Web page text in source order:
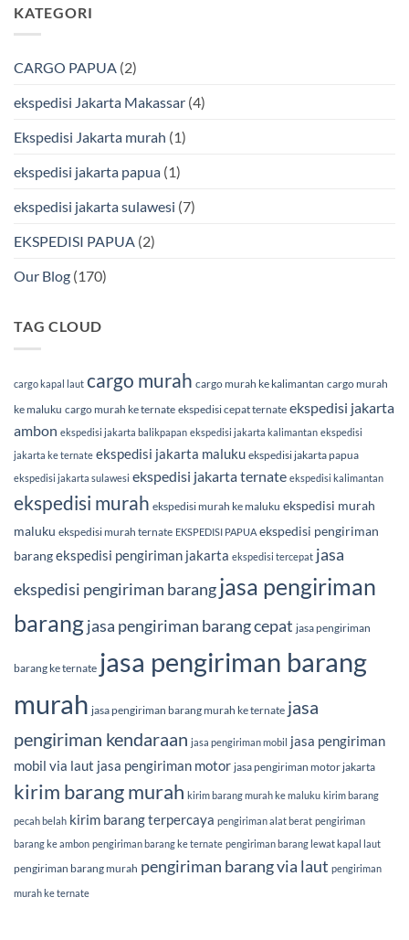
Bmp
Cargo
Laut
Bersama
&
pada
Ekspedisi
Laut
BMP
KATEGORI
CARGO PAPUA (2)
ekspedisi Jakarta Makassar (4)
Ekspedisi Jakarta murah (1)
ekspedisi jakarta papua (1)
ekspedisi jakarta sulawesi (7)
EKSPEDISI PAPUA (2)
Our Blog (170)
TAG CLOUD
cargo kapal laut cargo murah cargo murah ke kalimantan cargo murah
ke maluku cargo murah ke ternate ekspedisi cepat ternate ekspedisi jakarta
ambon ekspedisi jakarta balikpapan ekspedisi jakarta kalimantan ekspedisi
jakarta ke ternate ekspedisi jakarta maluku ekspedisi jakarta papua
ekspedisi jakarta sulawesi ekspedisi jakarta ternate ekspedisi kalimantan
ekspedisi murah ekspedisi murah ke maluku ekspedisi murah
maluku ekspedisi murah ternate EKSPEDISI PAPUA ekspedisi pengiriman
barangekspedisi pengiriman jakarta ekspedisi tercepat jasa
ekspedisi pengiriman barangjasa pengiriman
barangjasa pengiriman barang cepat jasa pengiriman
barang ke ternate jasa pengiriman barang
murah jasa pengiriman barang murah ke ternate jasa
pengiriman kendaraan jasa pengiriman mobil jasa pengiriman
mobil via laut jasa pengiriman motor jasa pengiriman motor jakarta
kirim barang murah kirim barang murah ke maluku kirim barang
pecah belah kirim barang terpercaya pengiriman alat berat pengiriman
barang ke ambon pengiriman barang ke ternate pengiriman barang lewat kapal laut
pengiriman barang murah pengiriman barang via laut pengiriman
murah ke ternate